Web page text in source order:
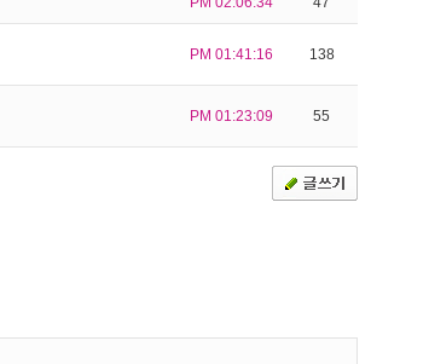
PM 01:41:16 138
PM 01:23:09 55